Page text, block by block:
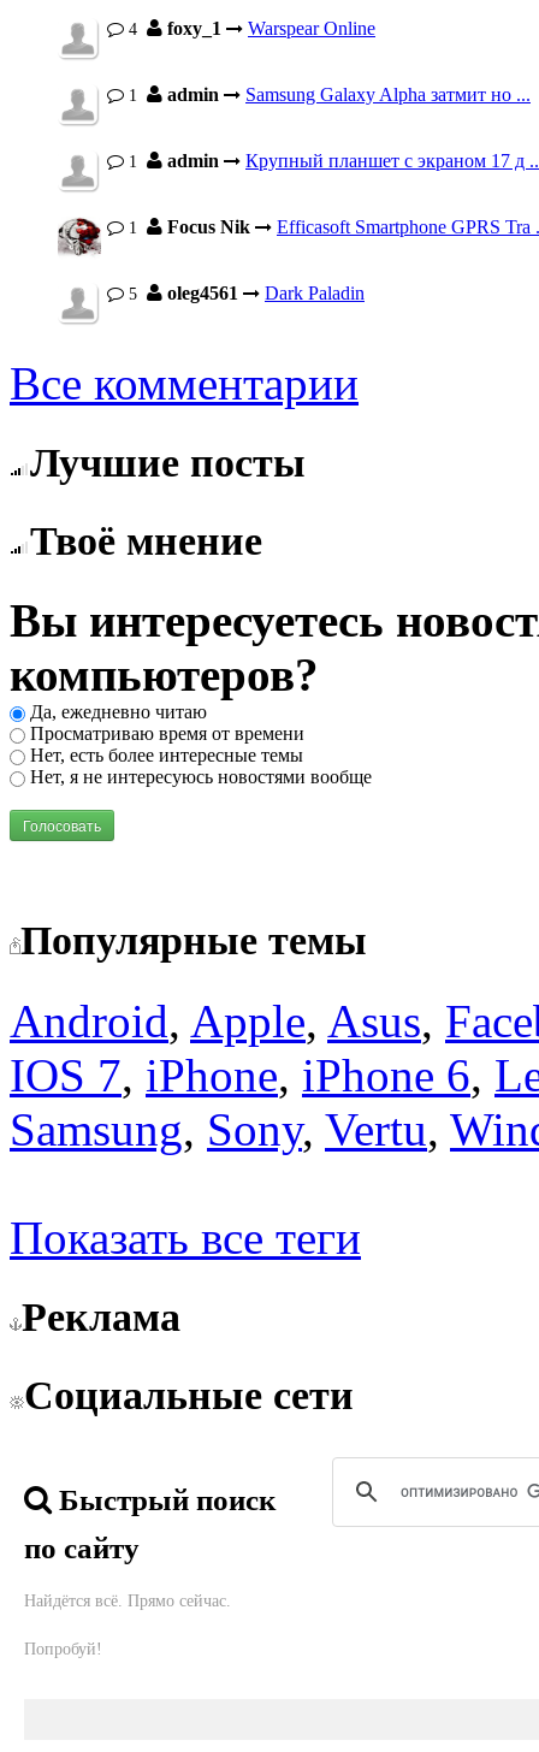
4 foxy_1 Warspear Online
1 admin Samsung Galaxy Alpha затмит но ...
1 admin Крупный планшет с экраном 17 д
1 Focus Nik Efficasoft Smartphone GPRS Tra
5 oleg4561 Dark Paladin
Все комментарии
Лучшие посты
Твоё мнение
Вы интересуетесь
компьютеров?
Да, ежедневно читаю
Просматриваю время от времени
Нет, есть более интересные темы
Нет, я не интересуюсь новостями вообще
Голосовать
Популярные темы
Android, Apple, Asus,
IOS 7, iPhone, iPhone 6,
Samsung, Sony, Vertu,
Показать все теги
Реклама
Социальные сети
Быстрый поиск
по сайту
Найдётся всё. Прямо сейчас.
Попробуй!